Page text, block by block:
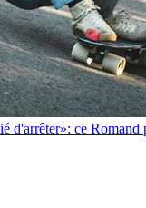
d'arrêter»: ce Romand